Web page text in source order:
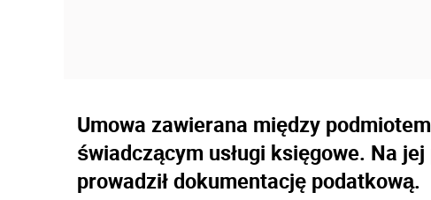
Umowa zawierana między
świadczącym usługi księgowe. Na
prowadził dokumentację podatkową.